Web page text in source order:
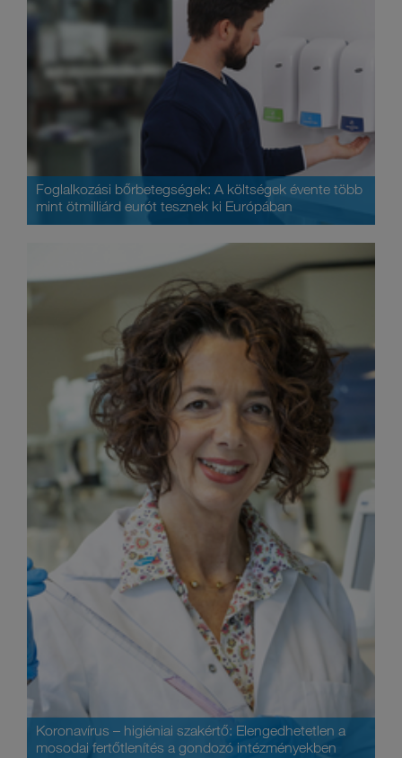
Foglalkozási bőrbetegségek: A költségek évente több
mint ötmilliárd eurót tesznek ki Európában
Koronavírus – higiéniai szakértő: Elengedhetetlen a
mosodai fertőtlenítés a gondozó intézményekben